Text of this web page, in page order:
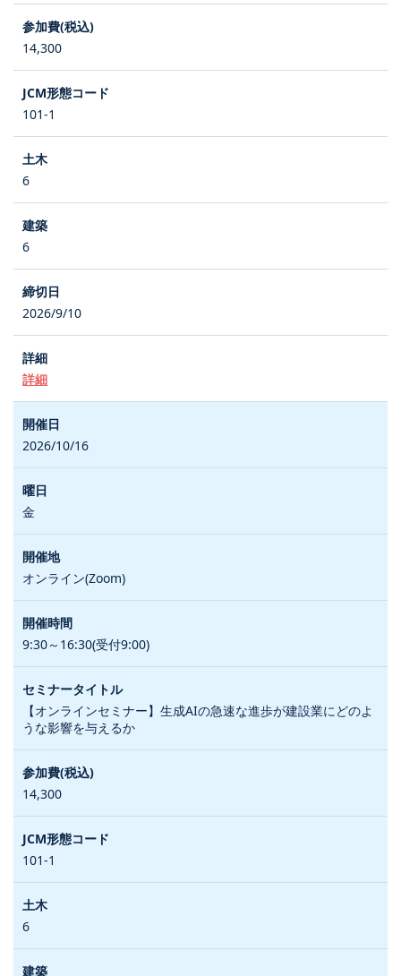
14,300
101-1
6
6
2026/9/10
詳細
2026/10/16
金
オンライン(Zoom)
9:30～16:30(受付9:00)
【オンラインセミナー】生成AIの急速な進歩が建設業にどのよ
うな影響を与えるか
14,300
101-1
6